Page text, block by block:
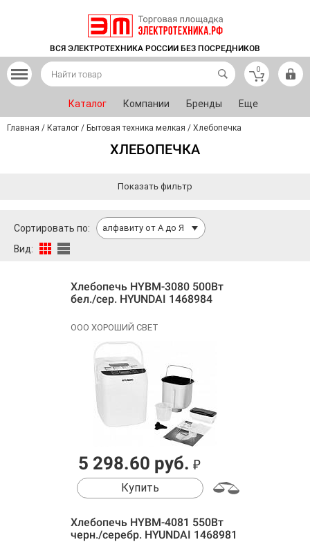
ВСЯ ЭЛЕКТРОТЕХНИКА РОССИИ БЕЗ ПОСРЕДНИКОВ
0
Каталог Компании Бренды Еще
Главная / Каталог / Бытовая техника мелкая / Хлебопечка
ХЛЕБОПЕЧКА
Показать фильтр
Сортировать по: алфавиту от А до Я
Вид:
Хлебопечь HYBM-3080 500Вт
бел./сер. HYUNDAI 1468984
ООО ХОРОШИЙ СВЕТ
5 298.60 руб. ₽
Купить
Хлебопечь HYBM-4081 550Вт
черн./серебр. HYUNDAI 1468981